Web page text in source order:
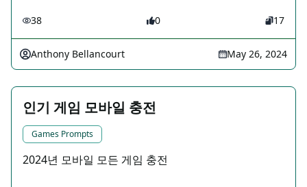
38 0 17
Anthony Bellancourt May 26, 2024
인기 게임 모바일 충전
Games Prompts
2024년 모바일 모든 게임 충전